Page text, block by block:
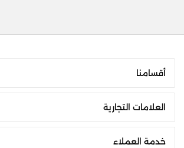
أقسامنا
العلامات التجارية
خدمة العملاء